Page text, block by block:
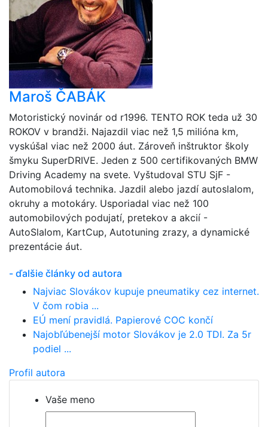
Maroš ČABÁK
Motoristický novinár od r1996. TENTO ROK teda už 30
ROKOV v brandži. Najazdil viac než 1,5 milióna km,
vyskúšal viac než 2000 áut. Zároveň inštruktor školy
šmyku SuperDRIVE. Jeden z 500 certifikovaných BMW
Driving Academy na svete. Vyštudoval STU SjF -
Automobilová technika. Jazdil alebo jazdí autoslalom,
okruhy a motokáry. Usporiadal viac než 100
automobilových podujatí, pretekov a akcií -
AutoSlalom, KartCup, Autotuning zrazy, a dynamické
prezentácie áut.
- ďalšie články od autora
Najviac Slovákov kupuje pneumatiky cez internet.
V čom robia ...
EÚ mení pravidlá. Papierové COC končí
Najobľúbenejší motor Slovákov je 2.0 TDI. Za 5r
podiel ...
Profil autora
Vaše meno